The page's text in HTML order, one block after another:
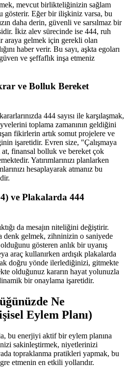
mevcut birlikteliğinizin sağlam
gösterir. Eğer bir ilişkiniz varsa, bu
daha derin, güvenli ve sarsılmaz bir
İkiz alev sürecinde ise 444, ruh
gelmek için gerekli olan
haber verir. Bu sayı, aşkta egoları
ve şeffaflık inşa etmeniz
ve Bolluk Bereket
444 sayısı ile karşılaşmak,
toplama zamanının geldiğini
fikirlerin artık somut projelere ve
işaretidir. Evren size, "Çalışmaya
finansal bolluk ve bereket çok
Yatırımlarınızı planlarken
hesaplayarak atmanız bu
ve Plakalarda 444
da mesajın niteliğini değiştirir.
denk gelmek, zihninizin o saniyede
gösteren anlık bir uyanış
araç kullanırken ardışık plakalarda
doğru yönde ilerlediğinizi, gitmekte
olduğunuz kararın hayat yolunuzla
bir onaylama işaretidir.
Ne
Eylem Planı)
bu enerjiyi aktif bir eylem planına
sakinleştirmek, niyetlerinizi
topraklanma pratikleri yapmak, bu
etmenin en etkili yollarıdır.